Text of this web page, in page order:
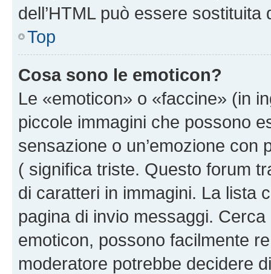
dell’HTML può essere sostituita
Top
Cosa sono le emoticon?
Le «emoticon» o «faccine» (in
piccole immagini che possono
sensazione o un’emozione
( significa triste. Questo forum
di caratteri in immagini. La lista
pagina di invio messaggi.
emoticon, possono facilmente
moderatore potrebbe decidere